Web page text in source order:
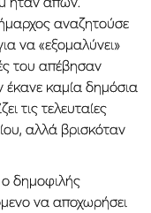
αναζητούσε
να «εξομαλύνει»
του απέβησαν
έκανε καμία δημόσια
τις τελευταίες
αλλά βρισκόταν
δημοφιλής
να αποχωρήσει